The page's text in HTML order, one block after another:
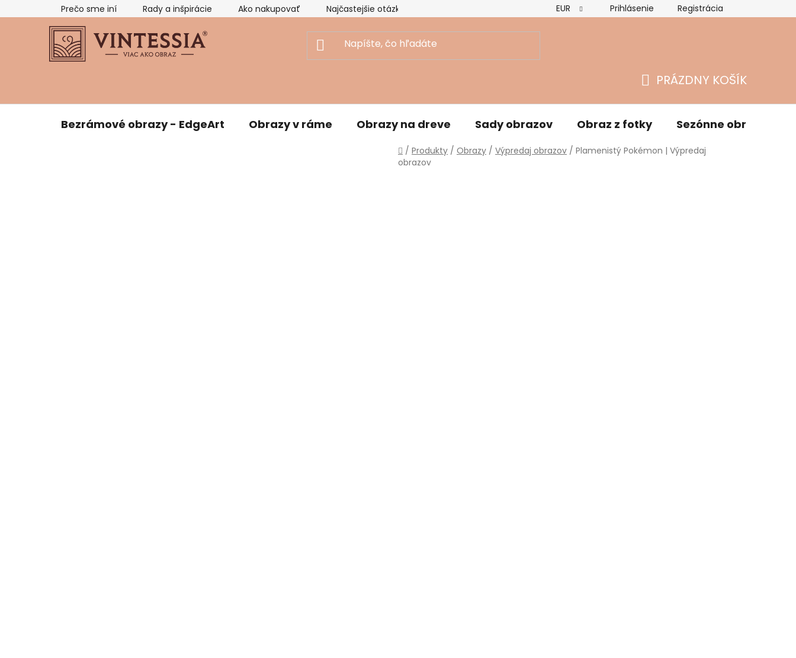
na
Prečo sme iní Rady a inšpirácie Ako nakupovať Najčastejšie otázky Hodnotenie obchodu Vrátenie tovaru a reklamácie
EUR Prihlásenie Registrácia
KOŠÍK
PRÁZDNY KOŠÍK
Bezrámové obrazy - EdgeArt Obrazy v ráme Obrazy na dreve Sady obrazov Obraz z fotky Sezónne obrazy
Domov
/ Produkty / Obrazy / Výpredaj obrazov / Plamenistý Pokémon | Výpredaj
obrazov